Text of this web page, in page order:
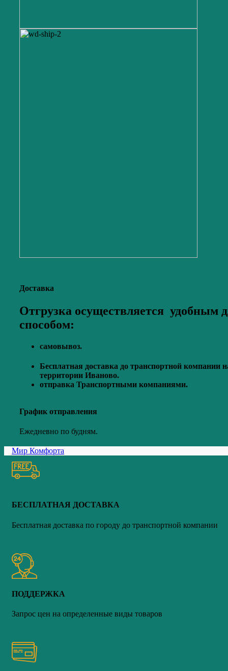
Доставка
Отгрузка осуществляется удобным
способом:
самовывоз.
Бесплатная доставка до транспортной компании
территории Иваново.
отправка Транспортными компаниями.
График отправления
Ежедневно по будням.
Мир Комфорта
БЕСПЛАТНАЯ ДОСТАВКА
Бесплатная доставка по городу до транспортной компании
ПОДДЕРЖКА
Запрос цен на определенные виды товаров